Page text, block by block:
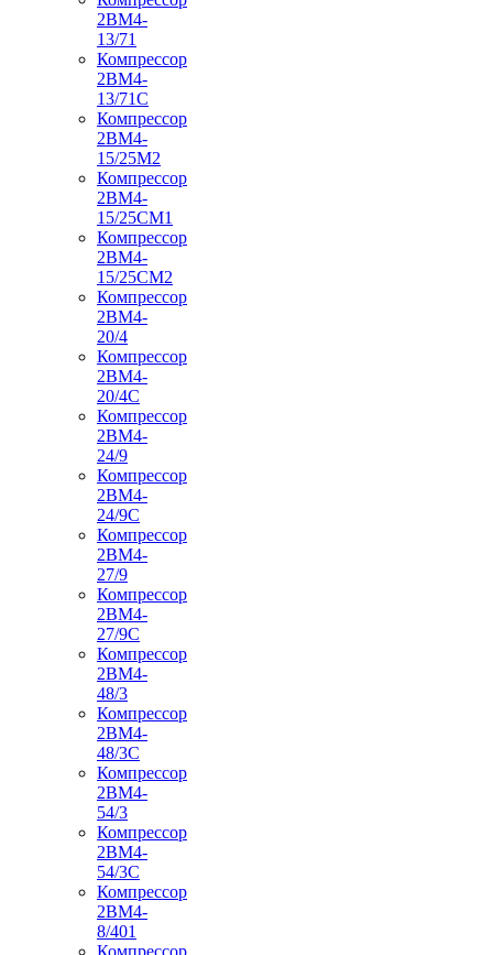
2ВМ4-
13/71
Компрессор
2ВМ4-
13/71С
Компрессор
2ВМ4-
15/25М2
Компрессор
2ВМ4-
15/25СМ1
Компрессор
2ВМ4-
15/25СМ2
Компрессор
2ВМ4-
20/4
Компрессор
2ВМ4-
20/4С
Компрессор
2ВМ4-
24/9
Компрессор
2ВМ4-
24/9С
Компрессор
2ВМ4-
27/9
Компрессор
2ВМ4-
27/9С
Компрессор
2ВМ4-
48/3
Компрессор
2ВМ4-
48/3С
Компрессор
2ВМ4-
54/3
Компрессор
2ВМ4-
54/3С
Компрессор
2ВМ4-
8/401